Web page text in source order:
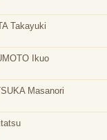
Takayuki
Ikuo
Masanori